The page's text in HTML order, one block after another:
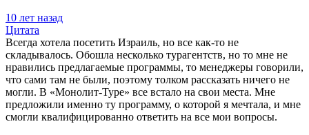
10 лет назад
Цитата
Всегда хотела посетить Израиль, но все как-то не
складывалось. Обошла несколько турагентств, но то мне не
нравились предлагаемые программы, то менеджеры говорили,
что сами там не были, поэтому толком рассказать ничего не
могли. В «Монолит-Туре» все встало на свои места. Мне
предложили именно ту программу, о которой я мечтала, и мне
смогли квалифицированно ответить на все мои вопросы.